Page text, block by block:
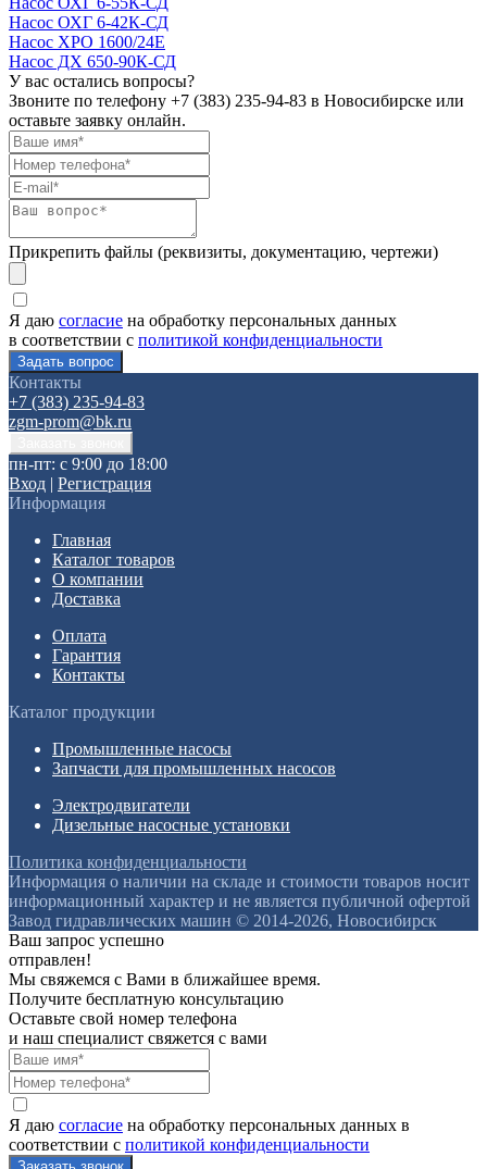
Насос ОХГ 6-42К-СД
Насос ХРО 1600/24Е
Насос ДХ 650-90К-СД
У вас остались вопросы?
Звоните по телефону +7 (383) 235-94-83 в Новосибирске или
оставьте заявку онлайн.
Прикрепить файлы (реквизиты, документацию, чертежи)
Я даю согласие на обработку персональных данных
в соответствии с политикой конфиденциальности
Контакты
+7 (383) 235-94-83
zgm-prom@bk.ru
пн-пт: с 9:00 до 18:00
Вход | Регистрация
Информация
Главная
Каталог товаров
О компании
Доставка
Оплата
Гарантия
Контакты
Каталог продукции
Промышленные насосы
Запчасти для промышленных насосов
Электродвигатели
Дизельные насосные установки
Политика конфиденциальности
Информация о наличии на складе и стоимости товаров носит
информационный характер и не является публичной офертой
Завод гидравлических машин © 2014-2026, Новосибирск
Ваш запрос успешно
отправлен!
Мы свяжемся с Вами в ближайшее время.
Получите бесплатную консультацию
Оставьте свой номер телефона
и наш специалист свяжется с вами
Я даю согласие на обработку персональных данных в
соответствии с политикой конфиденциальности